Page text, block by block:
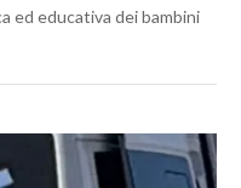
ed educativa dei bambini